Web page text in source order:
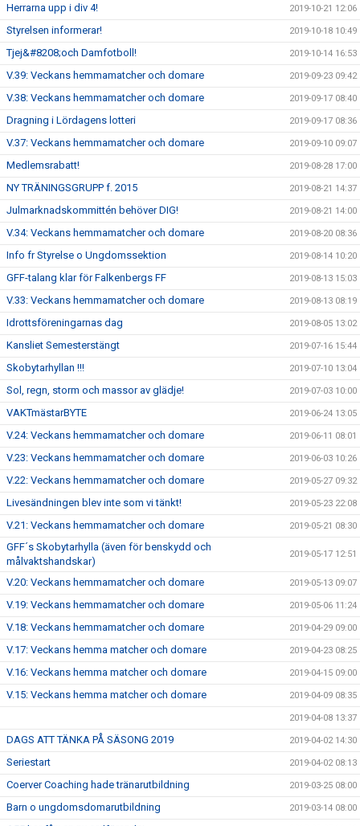
Herrarna upp i div 4! 2019-10-21 12:06
Styrelsen informerar! 2019-10-18 10:49
Tjej&#8208;och Damfotboll! 2019-10-14 16:53
V.39: Veckans hemmamatcher och domare 2019-09-23 09:42
V.38: Veckans hemmamatcher och domare 2019-09-17 08:40
Dragning i Lördagens lotteri 2019-09-17 08:36
V.37: Veckans hemmamatcher och domare 2019-09-10 09:07
Medlemsrabatt! 2019-08-28 17:00
NY TRÄNINGSGRUPP f. 2015 2019-08-21 14:37
Julmarknadskommittén behöver DIG! 2019-08-21 14:00
V.34: Veckans hemmamatcher och domare 2019-08-20 08:36
Info fr Styrelse o Ungdomssektion 2019-08-14 10:20
GFF-talang klar för Falkenbergs FF 2019-08-13 15:03
V.33: Veckans hemmamatcher och domare 2019-08-13 08:19
Idrottsföreningarnas dag 2019-08-05 13:02
Kansliet Semesterstängt 2019-07-16 15:44
Skobytarhyllan !!! 2019-07-10 13:04
Sol, regn, storm och massor av glädje! 2019-07-03 10:00
VAKTmästarBYTE 2019-06-24 13:05
V.24: Veckans hemmamatcher och domare 2019-06-11 08:01
V.23: Veckans hemmamatcher och domare 2019-06-03 10:26
V.22: Veckans hemmamatcher och domare 2019-05-27 09:32
Livesändningen blev inte som vi tänkt! 2019-05-23 22:08
V.21: Veckans hemmamatcher och domare 2019-05-21 08:30
GFF´s Skobytarhylla (även för benskydd och
målvaktshandskar)
2019-05-17 12:51
V.20: Veckans hemmamatcher och domare 2019-05-13 09:07
V.19: Veckans hemmamatcher och domare 2019-05-06 11:24
V.18: Veckans hemmamatcher och domare 2019-04-29 09:00
V.17: Veckans hemma matcher och domare 2019-04-23 08:25
V.16: Veckans hemma matcher och domare 2019-04-15 09:00
V.15: Veckans hemma matcher och domare 2019-04-09 08:35
2019-04-08 13:37
DAGS ATT TÄNKA PÅ SÄSONG 2019 2019-04-02 14:30
Seriestart 2019-04-02 08:13
Coerver Coaching hade tränarutbildning 2019-03-25 08:00
Barn o ungdomsdomarutbildning 2019-03-14 08:00